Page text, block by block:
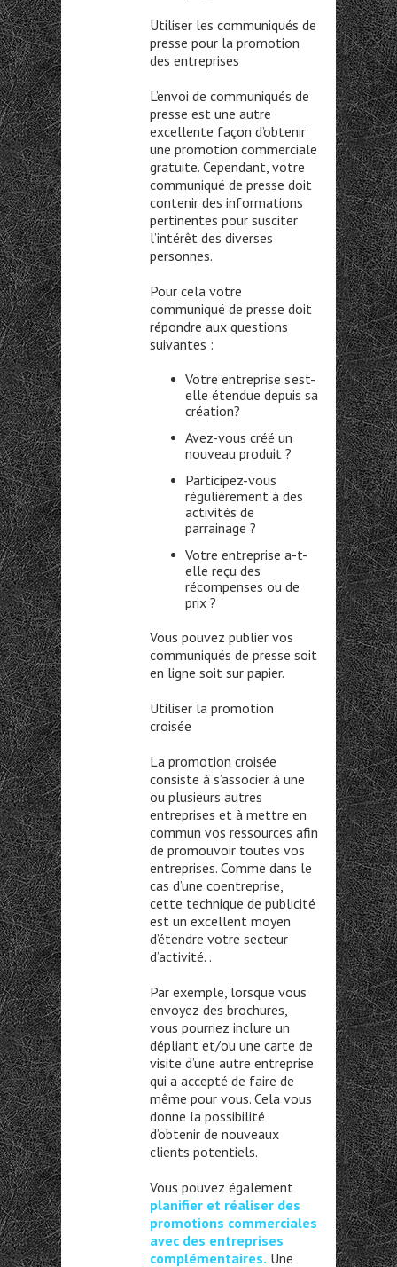
Utiliser les communiqués de
presse pour la promotion
des entreprises
L’envoi de communiqués de
presse est une autre
excellente façon d’obtenir
une promotion commerciale
gratuite. Cependant, votre
communiqué de presse doit
contenir des informations
pertinentes pour susciter
l’intérêt des diverses
personnes.
Pour cela votre
communiqué de presse doit
répondre aux questions
suivantes :
Votre entreprise s’est-
elle étendue depuis sa
création?
Avez-vous créé un
nouveau produit ?
Participez-vous
régulièrement à des
activités de
parrainage ?
Votre entreprise a-t-
elle reçu des
récompenses ou de
prix ?
Vous pouvez publier vos
communiqués de presse soit
en ligne soit sur papier.
Utiliser la promotion
croisée
La promotion croisée
consiste à s’associer à une
ou plusieurs autres
entreprises et à mettre en
commun vos ressources afin
de promouvoir toutes vos
entreprises. Comme dans le
cas d’une coentreprise,
cette technique de publicité
est un excellent moyen
d’étendre votre secteur
d’activité. .
Par exemple, lorsque vous
envoyez des brochures,
vous pourriez inclure un
dépliant et/ou une carte de
visite d’une autre entreprise
qui a accepté de faire de
même pour vous. Cela vous
donne la possibilité
d’obtenir de nouveaux
clients potentiels.
Vous pouvez également
planifier et réaliser des
promotions commerciales
avec des entreprises
complémentaires. Une